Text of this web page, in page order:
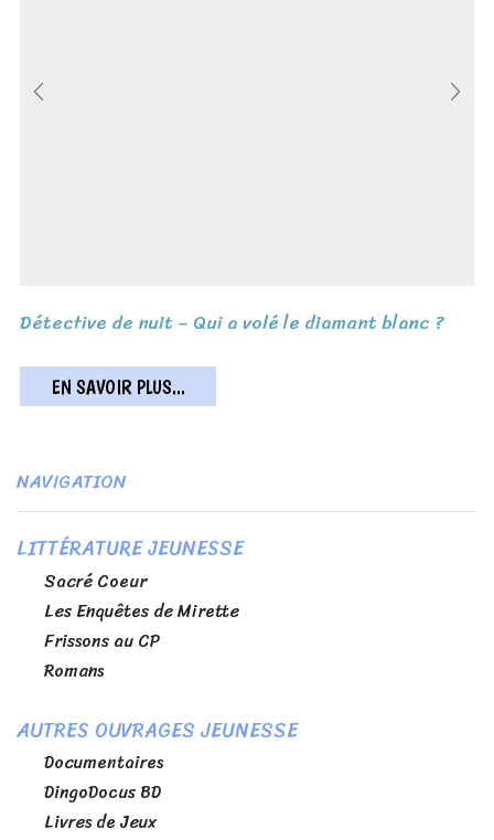
Détective de nuit – Qui a volé le diamant blanc ?
EN SAVOIR PLUS...
NAVIGATION
LITTÉRATURE JEUNESSE
Sacré Coeur
Les Enquêtes de Mirette
Frissons au CP
Romans
AUTRES OUVRAGES JEUNESSE
Documentaires
DingoDocus BD
Livres de Jeux